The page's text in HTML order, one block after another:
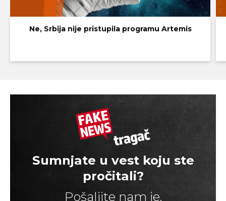
Ne, Srbija nije pristupila programu Artemis
Sumnjate u vest koju ste
pročitali?
Pošaljite nam je.